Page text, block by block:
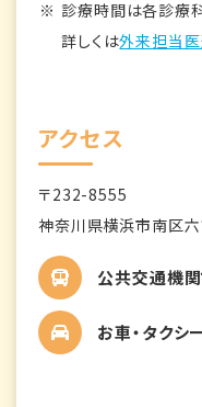
診療時間は各診療科
詳しくは外来担当
アクセス
〒232-8555
神奈川県横浜市南区
公共交通機
お車・タクシ